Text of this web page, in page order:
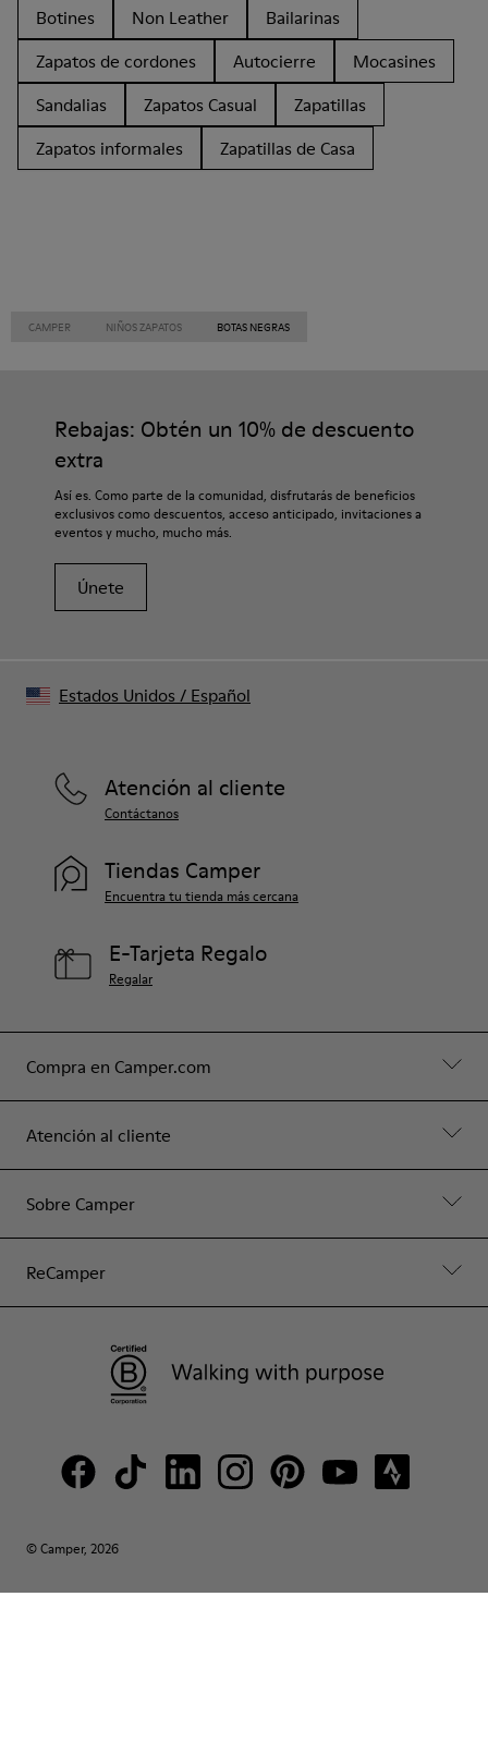
Botines Non Leather
Bailarinas
Zapatos de cordones
Autocierre
Mocasines
Sandalias
Zapatos Casual
Zapatillas
Zapatos informales
Zapatillas de Casa
CAMPER NIÑOS ZAPATOS BOTAS NEGRAS
Rebajas: Obtén un 10% de descuento
extra
Así es. Como parte de la comunidad, disfrutarás de beneficios
exclusivos como descuentos, acceso anticipado, invitaciones a
eventos y mucho, mucho más.
Únete
Compra en Camper.com
Atención al cliente
Sobre Camper
ReCamper
Atención al cliente
Contáctanos
Tiendas Camper
Encuentra tu tienda más cercana
E-Tarjeta Regalo
Regalar
© Camper, 2026
Estados Unidos / Español